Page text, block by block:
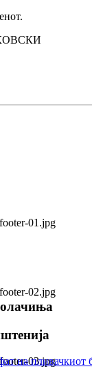
на пливачкиот